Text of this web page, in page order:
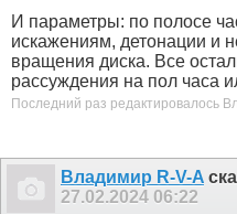
И параметры: по полосе
искажениям, детонации и
вращения диска. Все
рассуждения на пол часа
Последний раз редактировалось
Владимир R-V-A
27.02.2024 06:22